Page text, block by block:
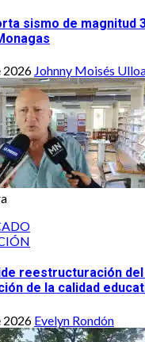
sismo de magnitud
2026 Johnny Moisés
reestructuración
de la calidad
2026 Evelyn Rondón